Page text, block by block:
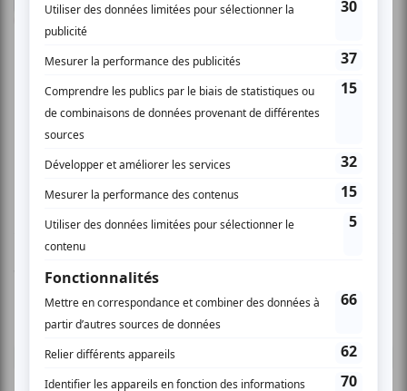
bien aimé l'harmonie des voix. Au début, même
mais vers la fin, on dirai que c,est une même et
longue berceuse qui durent l'espace de 15
minutes! Le spectacle y gagnerai beaucoup à
varier les rythmes tout au long du spectacle... Et
Vous devez être connecté pour
donner un avis.
Connectez-vous ici.